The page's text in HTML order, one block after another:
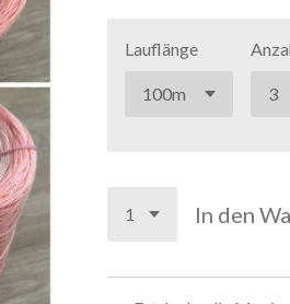
Lauflänge
In den